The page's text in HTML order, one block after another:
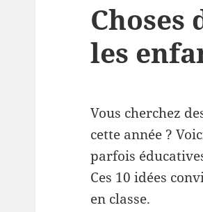
Choses
les
Vous cherchez
cette année ?
parfois
Ces 10 idées
en classe.